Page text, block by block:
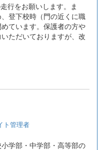
行をお願いします。ま
登下校時（門の近くに職
ています。保護者の方や
ただいておりますが、改
ト管理者
学部・中学部・高等部の